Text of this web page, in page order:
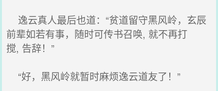
逸云真人最后也道：“贫道留守黑风岭，玄辰
前辈如若有事，随时可传书召唤, 就不再打
搅, 告辞！”
“好，黑风岭就暂时麻烦逸云道友了！”